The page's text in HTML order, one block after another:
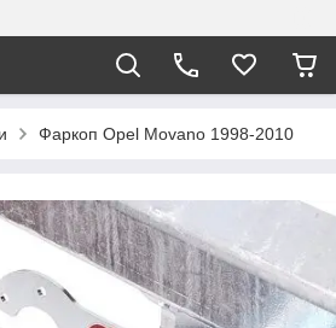
Фаркоп Opel Movano 1998-2010